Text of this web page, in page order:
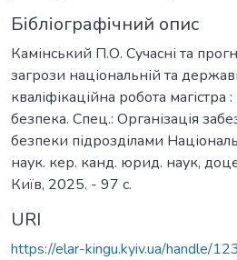
Бібліографічний опис
Камінський П.О. Сучасні та
загрози національній та
кваліфікаційна робота
безпека. Спец.: Організація
безпеки підрозділами
наук. кер. канд. юрид. наук,
Київ, 2025. - 97 c.
URI
https://elar-kingu.kyiv.ua/handle/